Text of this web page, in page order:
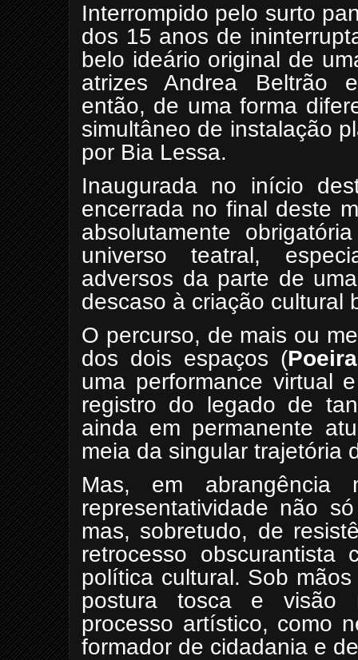
Interrompido pelo surto
dos 15 anos de
belo ideário original de
atrizes Andrea Beltrão
então, de uma forma
simultâneo de instalação
por Bia Lessa.
Inaugurada no início
encerrada no final deste
absolutamente
universo teatral,
adversos da parte de
descaso à criação cultural
O percurso, de mais ou
dos dois espaços (Poeira
uma performance virtual
registro do legado de
ainda em permanente
meia da singular trajetória
Mas, em
representatividade não
mas, sobretudo, de
retrocesso
política cultural. Sob
postura tosca e visão
processo artístico, como
formador de cidadania e